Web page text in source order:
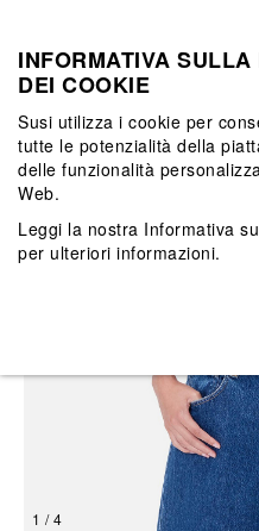
1 / 4
INFORMATIVA
DEI COOKIE
Susi utilizza i cookie per
tutte le potenzialità della
delle funzionalità
Web.
Leggi la nostra Informativa
per ulteriori informazioni.